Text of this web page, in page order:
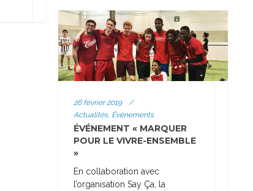
26 février 2019
/
Actualités, Événements
ÉVÉNEMENT « MARQUER
POUR LE VIVRE-ENSEMBLE
»
En collaboration avec
l’organisation Say Ça, la